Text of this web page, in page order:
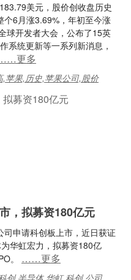
美元，股价创收盘历史
个6月涨3.69%，年初至今涨
球开发者大会，公布了15英
系统更新等一系列新消息，
更多
,苹果,历史,苹果公司,股价
，拟募资180亿元
申请科创板上市，近日获证
华虹宏力，拟募资180亿
。 ……更多
创,半导体,华虹,科创,公司